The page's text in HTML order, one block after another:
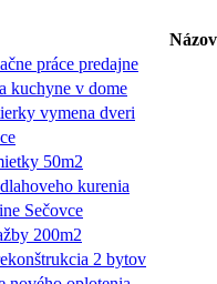
práce predajne
kuchyne v dome
vymena dveri
50m2
kurenia
Sečovce
200m2